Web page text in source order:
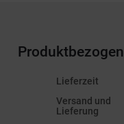
Produktbezogen
Lieferzeit
Versand und
Lieferung